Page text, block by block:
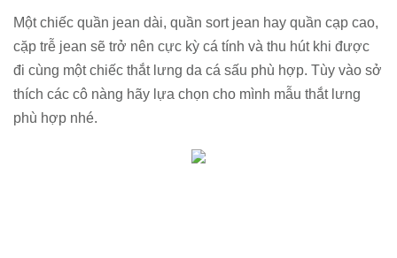
Một chiếc quần jean dài, quần sort jean hay quần cạp cao,
cặp trễ jean sẽ trở nên cực kỳ cá tính và thu hút khi được
đi cùng một chiếc thắt lưng da cá sấu phù hợp. Tùy vào sở
thích các cô nàng hãy lựa chọn cho mình mẫu thắt lưng
phù hợp nhé.